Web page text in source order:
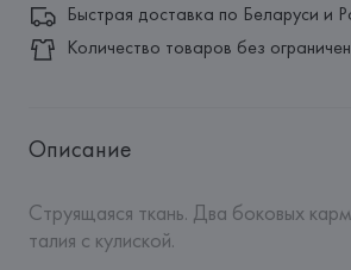
Быстрая доставка по Беларуси и
Количество товаров без
Описание
Струящаяся ткань. Два боковых
талия с кулиской.